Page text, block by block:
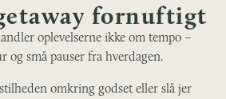
fornuftigt
oplevelserne ikke om tempo –
små pauser fra hverdagen.
omkring godset eller slå jer